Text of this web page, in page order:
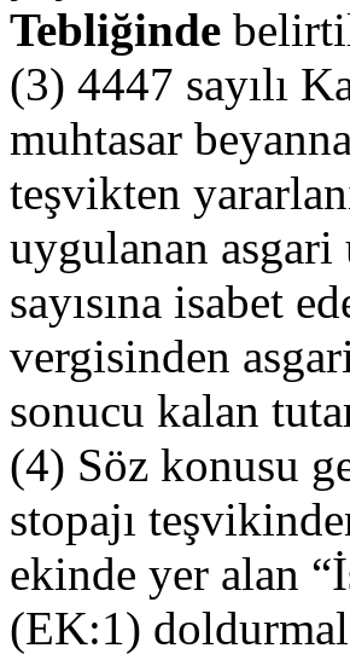
Tebliğinde
(3) 4447 sayılı
muhtasar
teşvikten
uygulanan asgari
sayısına isabet
vergisinden
sonucu kalan
(4) Söz konusu
stopajı
ekinde yer alan
(EK:1)